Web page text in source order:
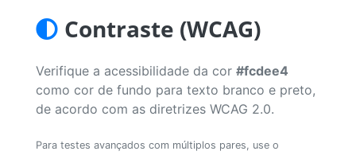
Contraste (WCAG)
Verifique a acessibilidade da cor #fcdee4
como cor de fundo para texto branco e preto,
de acordo com as diretrizes WCAG 2.0.
Para testes avançados com múltiplos pares, use o